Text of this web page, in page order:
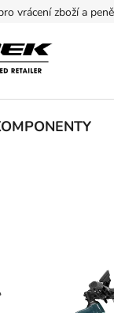
vrácení zboží a